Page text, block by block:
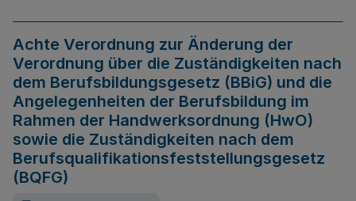
Achte Verordnung zur Änderung der
Verordnung über die Zuständigkeiten nach
dem Berufsbildungsgesetz (BBiG) und die
Angelegenheiten der Berufsbildung im
Rahmen der Handwerksordnung (HwO)
sowie die Zuständigkeiten nach dem
Berufsqualifikationsfeststellungsgesetz
(BQFG)